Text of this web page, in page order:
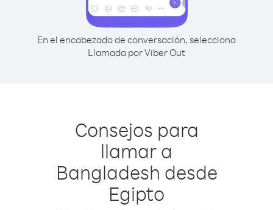
En el encabezado de conversación, selecciona
Llamada por Viber Out
Consejos para
llamar a
Bangladesh desde
Egipto